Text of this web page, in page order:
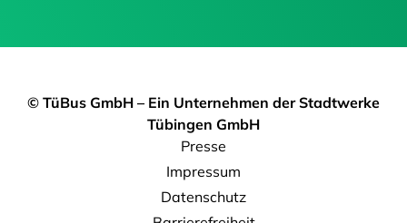
© TüBus GmbH – Ein Unternehmen der Stadtwerke
Tübingen GmbH
Presse
Impressum
Datenschutz